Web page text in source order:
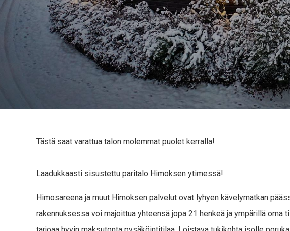
Tästä saat varattua talon molemmat puolet kerralla!
Laadukkaasti sisustettu paritalo Himoksen ytimessä!
Himosareena ja muut Himoksen palvelut ovat lyhyen kävelymatkan
rakennuksessa voi majoittua yhteensä jopa 21 henkeä ja ympärillä oma